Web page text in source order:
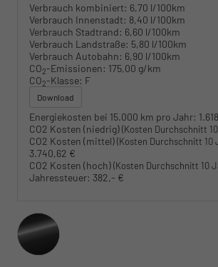
Verbrauch kombiniert: 6,70 l/100km
Verbrauch Innenstadt: 8,40 l/100km
Verbrauch Stadtrand: 6,60 l/100km
Verbrauch Landstraße: 5,80 l/100km
Verbrauch Autobahn: 6,90 l/100km
CO2-Emissionen: 175,00 g/km
CO2-Klasse: F
Download
Energiekosten bei 15.000 km pro Jahr:
CO2 Kosten (niedrig)(Kosten Durchschnitt
CO2 Kosten (mittel)(Kosten Durchschnitt 10
3.740,62 €
CO2 Kosten (hoch)(Kosten Durchschnitt 10
Jahressteuer: 382,- €